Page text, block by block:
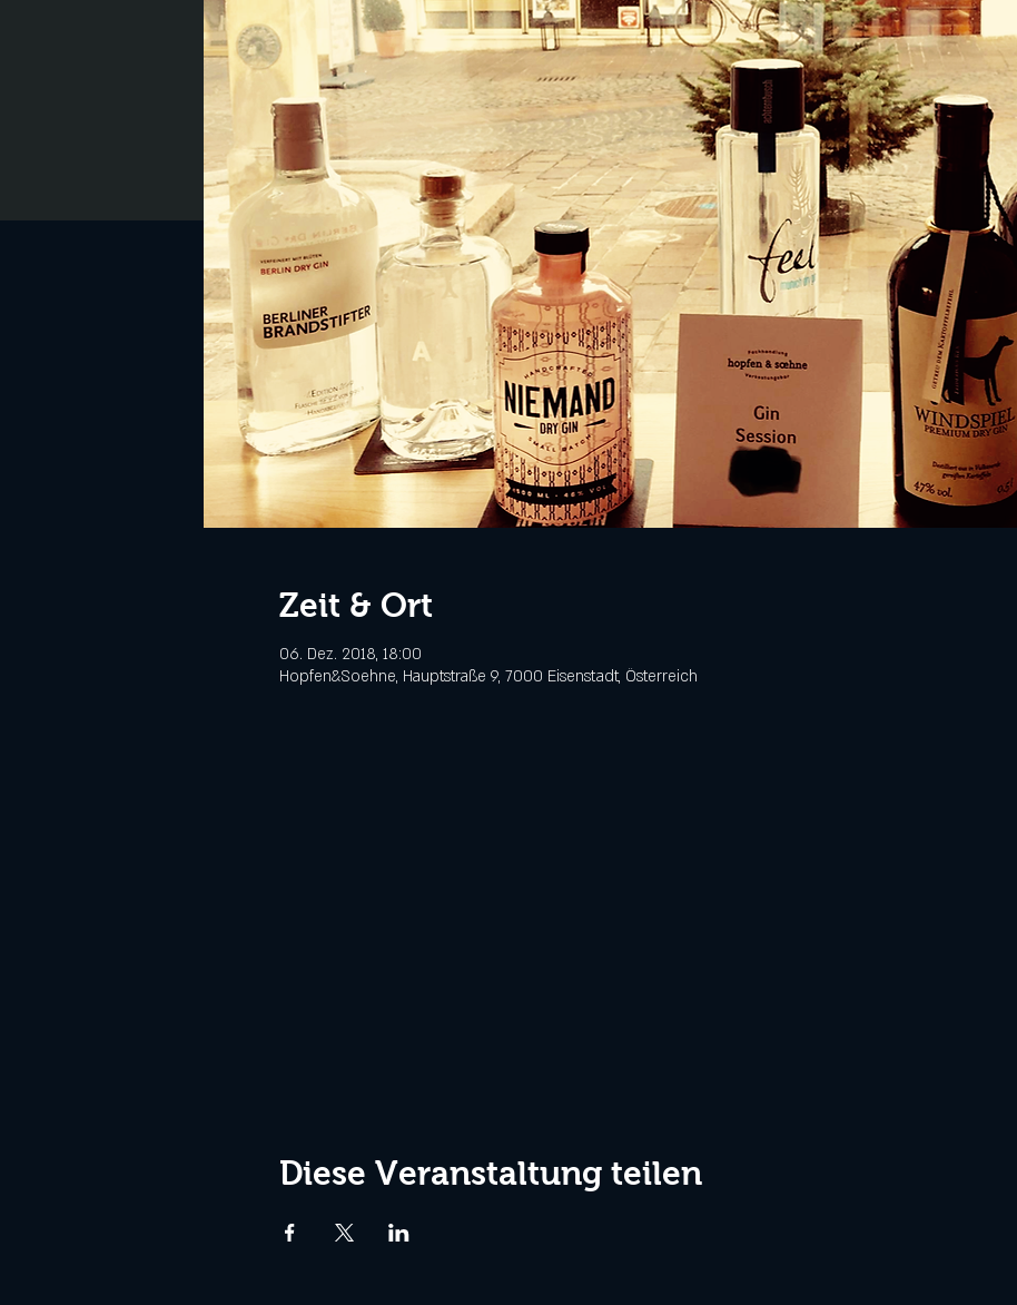
Zeit & Ort
06. Dez. 2018, 18:00
Hopfen&Soehne, Hauptstraße 9, 7000 Eisenstadt, Österreich
Diese Veranstaltung teilen